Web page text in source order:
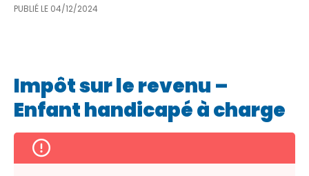
PUBLIÉ LE 04/12/2024
Impôt sur le revenu –
Enfant handicapé à charge